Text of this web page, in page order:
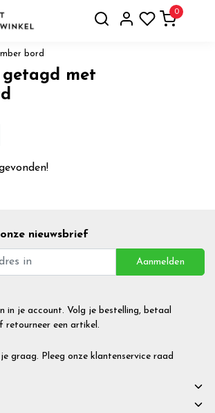
0
bord
getagd met
nieuwsbrief
Aanmelden
in je account. Volg je bestelling, betaal
retourneer een artikel.
graag. Pleeg onze klantenservice raad